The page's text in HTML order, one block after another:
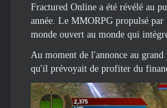
Fractured Online a été révélé au
année. Le MMORPG propulsé
monde ouvert au monde qui
Au moment de l'annonce au
qu'il prévoyait de profiter du